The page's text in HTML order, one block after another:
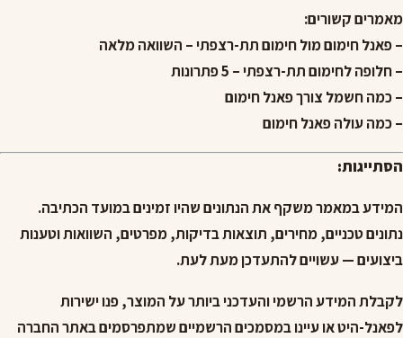
מאמרים קשורים:
– פאנל חימום מול חימום תת-רצפתי – השוואה מלאה
– חלופה לחימום תת-רצפתי – 5 פתרונות
– כמה חשמל צורך פאנל חימום
– כמה עולה פאנל חימום
הסתייגות:
המידע במאמר משקף את הנתונים שהיו זמינים במועד הכתיבה.
נתונים טכניים, מחירים, תוצאות בדיקות, מפרטים, השוואות וטענות
ביצועים — עשויים להתעדכן מעת לעת.
לקבלת המידע הרשמי והעדכני ביותר על המוצר, פנו ישירות
לפאנל-היט או עיינו במסמכים הרשמיים שמתפרסמים באתר החברה